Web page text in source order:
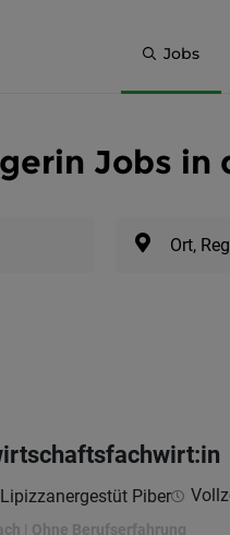
Jobs
Jobs in
Ort,
Piber
| Ohne Berufserfahrung